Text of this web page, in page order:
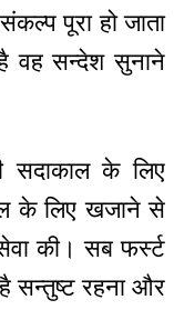
पूरा हो जाता
है वह सन्देश सुनाने
सदाकाल के लिए
के लिए खजाने से
की। सब फर्स्ट
सन्तुष्ट रहना और